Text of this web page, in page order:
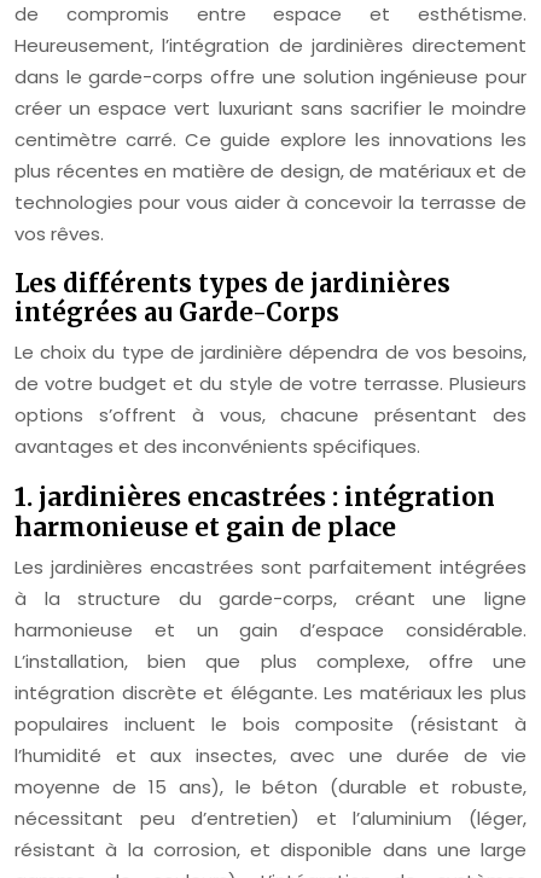
de compromis entre espace et esthétisme.
Heureusement, l’intégration de jardinières directement
dans le garde-corps offre une solution ingénieuse pour
créer un espace vert luxuriant sans sacrifier le moindre
centimètre carré. Ce guide explore les innovations les
plus récentes en matière de design, de matériaux et de
technologies pour vous aider à concevoir la terrasse de
vos rêves.
Les différents types de jardinières
intégrées au Garde-Corps
Le choix du type de jardinière dépendra de vos besoins,
de votre budget et du style de votre terrasse. Plusieurs
options s’offrent à vous, chacune présentant des
avantages et des inconvénients spécifiques.
1. jardinières encastrées : intégration
harmonieuse et gain de place
Les jardinières encastrées sont parfaitement intégrées
à la structure du garde-corps, créant une ligne
harmonieuse et un gain d’espace considérable.
L’installation, bien que plus complexe, offre une
intégration discrète et élégante. Les matériaux les plus
populaires incluent le bois composite (résistant à
l’humidité et aux insectes, avec une durée de vie
moyenne de 15 ans), le béton (durable et robuste,
nécessitant peu d’entretien) et l’aluminium (léger,
résistant à la corrosion, et disponible dans une large